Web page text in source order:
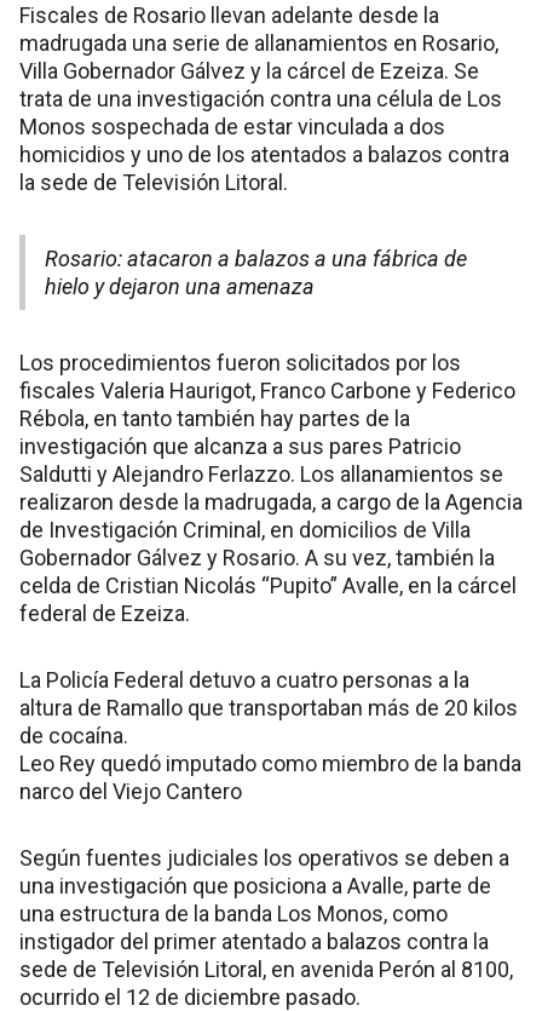
Fiscales de Rosario llevan adelante desde la
madrugada una serie de allanamientos en Rosario,
Villa Gobernador Gálvez y la cárcel de Ezeiza. Se
trata de una investigación contra una célula de Los
Monos sospechada de estar vinculada a dos
homicidios y uno de los atentados a balazos contra
la sede de Televisión Litoral.
Rosario: atacaron a balazos a una fábrica de
hielo y dejaron una amenaza
Los procedimientos fueron solicitados por los
fiscales Valeria Haurigot, Franco Carbone y Federico
Rébola, en tanto también hay partes de la
investigación que alcanza a sus pares Patricio
Saldutti y Alejandro Ferlazzo. Los allanamientos se
realizaron desde la madrugada, a cargo de la Agencia
de Investigación Criminal, en domicilios de Villa
Gobernador Gálvez y Rosario. A su vez, también la
celda de Cristian Nicolás “Pupito” Avalle, en la cárcel
federal de Ezeiza.
La Policía Federal detuvo a cuatro personas a la
altura de Ramallo que transportaban más de 20 kilos
de cocaína.
Leo Rey quedó imputado como miembro de la banda
narco del Viejo Cantero
Según fuentes judiciales los operativos se deben a
una investigación que posiciona a Avalle, parte de
una estructura de la banda Los Monos, como
instigador del primer atentado a balazos contra la
sede de Televisión Litoral, en avenida Perón al 8100,
ocurrido el 12 de diciembre pasado.